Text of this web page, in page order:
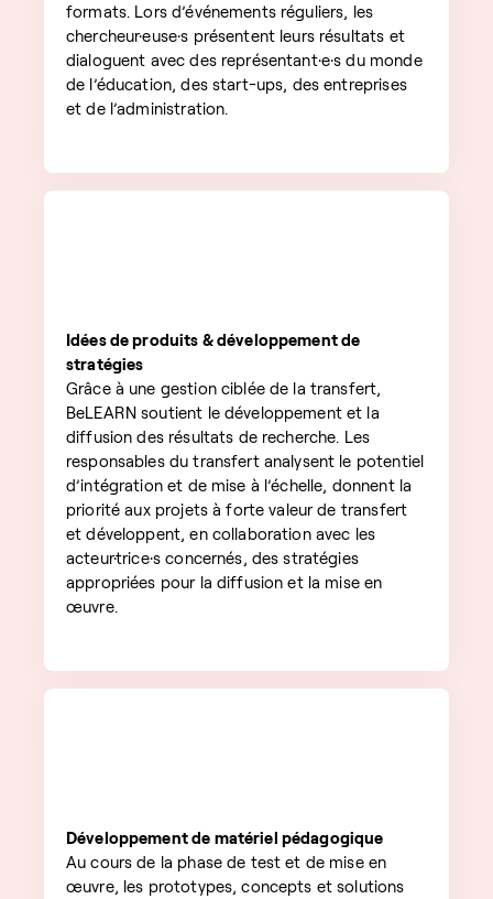
formats. Lors d’événements réguliers, les
chercheur·euse·s présentent leurs résultats et
dialoguent avec des représentant·e·s du monde
de l’éducation, des start-ups, des entreprises
et de l’administration.
Idées de produits & développement de
stratégies
Grâce à une gestion ciblée de la transfert,
BeLEARN soutient le développement et la
diffusion des résultats de recherche. Les
responsables du transfert analysent le potentiel
d’intégration et de mise à l’échelle, donnent la
priorité aux projets à forte valeur de transfert
et développent, en collaboration avec les
acteur·trice·s concernés, des stratégies
appropriées pour la diffusion et la mise en
œuvre.
Développement de matériel pédagogique
Au cours de la phase de test et de mise en
œuvre, les prototypes, concepts et solutions